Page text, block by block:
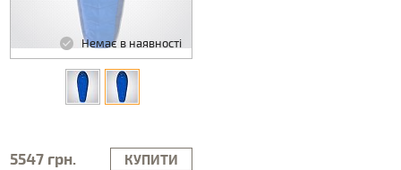
Немає в наявності
5547 грн. КУПИТИ